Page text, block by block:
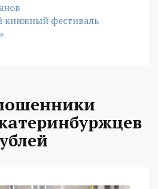
фестиваль